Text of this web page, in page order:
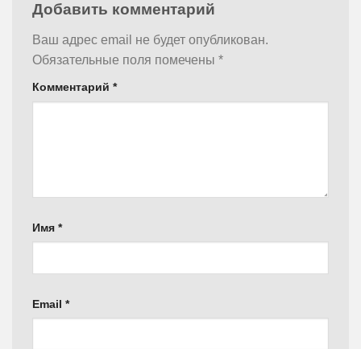
Добавить комментарий
Ваш адрес email не будет опубликован.
Обязательные поля помечены *
Комментарий *
Имя *
Email *